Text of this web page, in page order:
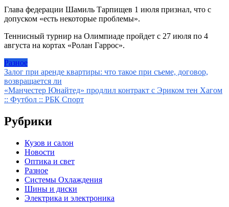
Глава федерации Шамиль Тарпищев 1 июля признал, что с
допуском «есть некоторые проблемы».
Теннисный турнир на Олимпиаде пройдет с 27 июля по 4
августа на кортах «Ролан Гаррос».
Разное
Навигация
по
записям
Залог при аренде квартиры: что такое при съеме, договор,
возвращается ли
«Манчестер Юнайтед» продлил контракт с Эриком тен Хагом
:: Футбол :: РБК Спорт
Рубрики
Кузов и салон
Новости
Оптика и свет
Разное
Системы Охлаждения
Шины и диски
Электрика и электроника